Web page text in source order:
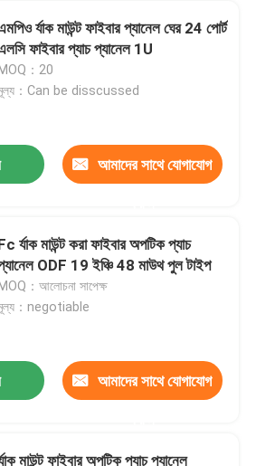
র্যাক মাউন্ট ফাইবার প্যানেল ঘের 24 পোর্ট
ফাইবার প্যাচ প্যানেল 1U
MOQ：20
：Can be disscussed
আমাদের সাথে যোগাযোগ
র্যাক মাউন্ট করা ফাইবার অপটিক প্যাচ
ODF 19 ইঞ্চি 48 মাউথ পুল টাইপ
MOQ：আলোচনা সাপেক্ষ
：negotiable
আমাদের সাথে যোগাযোগ
মাউন্ট ফাইবার অপটিক প্যাচ প্যানেল